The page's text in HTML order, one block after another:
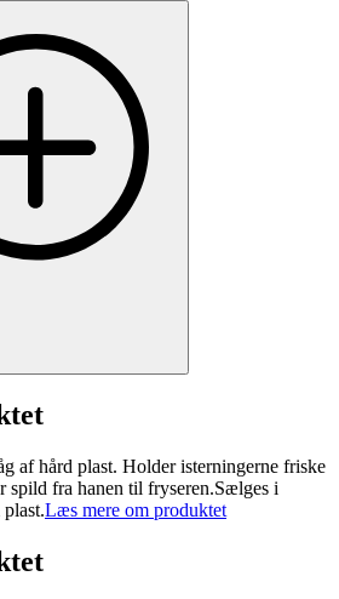
af hård plast. Holder isterningerne friske
spild fra hanen til fryseren.Sælges i
Læs mere om produktet